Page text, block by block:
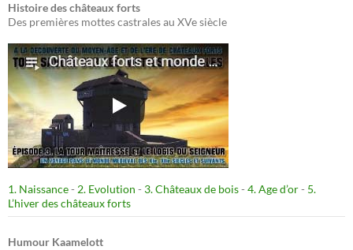
Histoire des châteaux forts
Des premières mottes castrales au XVe siècle
1. Naissance- 2. Evolution - 3. Châteaux de bois- 4. Age d’or- 5.
L’hiver des châteaux forts
Humour Kaamelott